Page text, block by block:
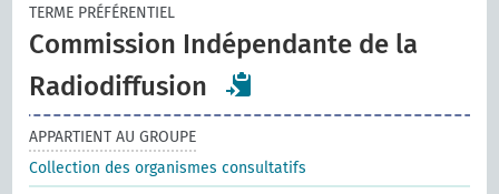
TERME PRÉFÉRENTIEL
Commission Indépendante de la
Radiodiffusion
APPARTIENT AU GROUPE
Collection des organismes consultatifs